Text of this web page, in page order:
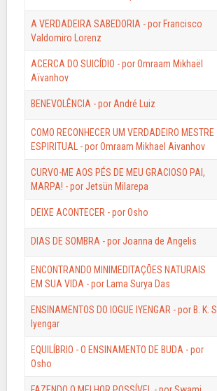
A VERDADEIRA SABEDORIA - por Francisco
Valdomiro Lorenz
ACERCA DO SUICÍDIO - por Omraam Mikhaël
Aïvanhov
BENEVOLÊNCIA - por André Luiz
COMO RECONHECER UM VERDADEIRO MESTRE
ESPIRITUAL - por Omraam Mikhael Aivanhov
CURVO-ME AOS PÉS DE MEU GRACIOSO PAI,
MARPA! - por Jetsün Milarepa
DEIXE ACONTECER - por Osho
DIAS DE SOMBRA - por Joanna de Angelis
ENCONTRANDO MINIMEDITAÇÕES NATURAIS
EM SUA VIDA - por Lama Surya Das
ENSINAMENTOS DO IOGUE IYENGAR - por B. K. S.
Iyengar
EQUILÍBRIO - O ENSINAMENTO DE BUDA - por
Osho